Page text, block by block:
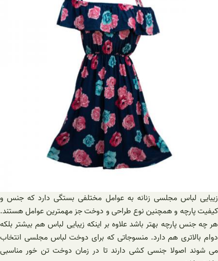
زیبایی لباس مجلسی زنانه به عوامل مختلفی بستگی دارد که جنس و
کیفیت پارچه و همچنین نوع طراحی و دوخت جز مهمترین عوامل هستند.
هر چه جنس پارچه بهتر باشد علاوه بر اینکه زیبایی لباس هم بیشتر بلکه
دوام بالاتری هم دارد. منسوجاتی که برای دوخت لباس مجلسی انتخاب
می شوند اصولا جنسی کشی دارند تا در زمان دوخت تن خور مناسبی